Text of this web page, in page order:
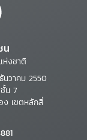
น
ห่งชาติ
นวาคม 2550
น 7
ง เขตหลักสี่